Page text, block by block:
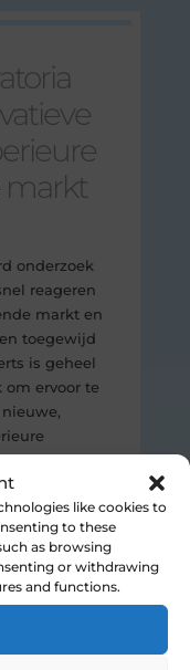
like cookies to
to these
as browsing
or withdrawing
and functions.
markt
onderzoek
reageren
markt en
toegewijd
is geheel
ervoor te
Dit
voor
/